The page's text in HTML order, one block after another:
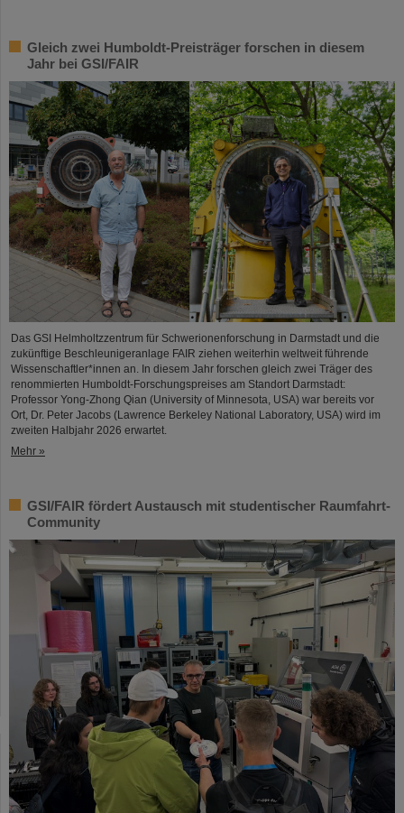
Gleich zwei Humboldt-Preisträger forschen in diesem
Jahr bei GSI/FAIR
Das GSI Helmholtzzentrum für Schwerionenforschung in Darmstadt und die
zukünftige Beschleunigeranlage FAIR ziehen weiterhin weltweit führende
Wissenschaftler*innen an. In diesem Jahr forschen gleich zwei Träger des
renommierten Humboldt-Forschungspreises am Standort Darmstadt:
Professor Yong-Zhong Qian (University of Minnesota, USA) war bereits vor
Ort, Dr. Peter Jacobs (Lawrence Berkeley National Laboratory, USA) wird im
zweiten Halbjahr 2026 erwartet.
Mehr »
GSI/FAIR fördert Austausch mit studentischer Raumfahrt-
Community